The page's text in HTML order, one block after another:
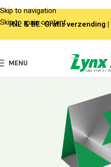
Skip to navigation
Skip to main content
MENU
NL & BE: Gratis verzending